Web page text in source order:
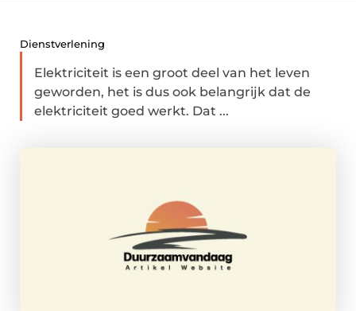
Dienstverlening
Elektriciteit is een groot deel van het leven
geworden, het is dus ook belangrijk dat de
elektriciteit goed werkt. Dat ...